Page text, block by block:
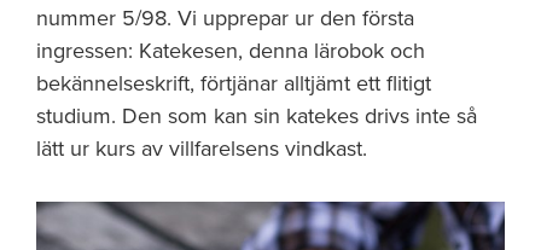
nummer 5/98. Vi upprepar ur den första
ingressen: Katekesen, denna lärobok och
bekännelseskrift, förtjänar alltjämt ett flitigt
studium. Den som kan sin katekes drivs inte så
lätt ur kurs av villfarelsens vindkast.